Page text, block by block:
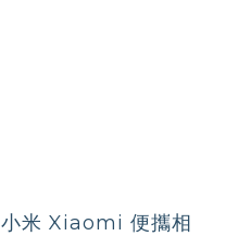
小米 Xiaomi 便攜相